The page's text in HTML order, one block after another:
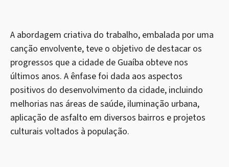
A abordagem criativa do trabalho, embalada por uma
canção envolvente, teve o objetivo de destacar os
progressos que a cidade de Guaíba obteve nos
últimos anos. A ênfase foi dada aos aspectos
positivos do desenvolvimento da cidade, incluindo
melhorias nas áreas de saúde, iluminação urbana,
aplicação de asfalto em diversos bairros e projetos
culturais voltados à população.